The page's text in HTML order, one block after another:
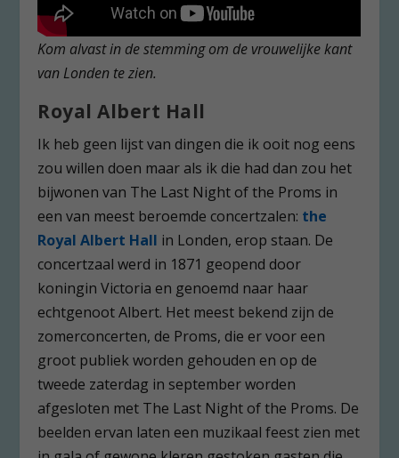
Kom alvast in de stemming om de vrouwelijke kant
van Londen te zien.
Royal Albert Hall
Ik heb geen lijst van dingen die ik ooit nog eens
zou willen doen maar als ik die had dan zou het
bijwonen van The Last Night of the Proms in
een van meest beroemde concertzalen: the
Royal Albert Hall in Londen, erop staan. De
concertzaal werd in 1871 geopend door
koningin Victoria en genoemd naar haar
echtgenoot Albert. Het meest bekend zijn de
zomerconcerten, de Proms, die er voor een
groot publiek worden gehouden en op de
tweede zaterdag in september worden
afgesloten met The Last Night of the Proms. De
beelden ervan laten een muzikaal feest zien met